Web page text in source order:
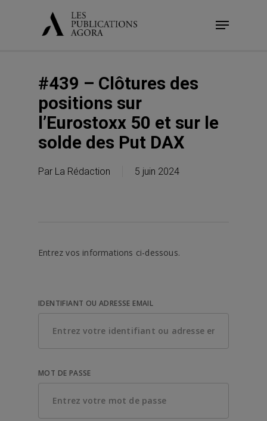
Menu
#439 – Clôtures des
positions sur
l’Eurostoxx 50 et sur le
solde des Put DAX
Par La Rédaction 5 juin 2024
Entrez vos informations ci-dessous.
IDENTIFIANT OU ADRESSE EMAIL
MOT DE PASSE